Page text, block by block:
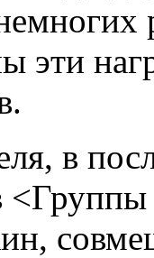
эти
в